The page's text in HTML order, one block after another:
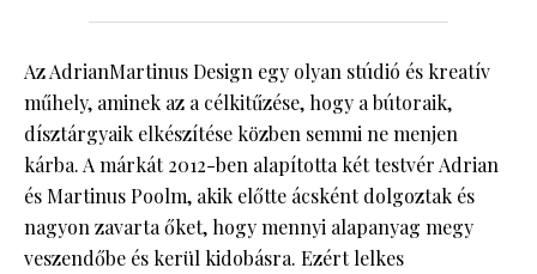
Az AdrianMartinus Design egy olyan stúdió és kreatív
műhely, aminek az a célkitűzése, hogy a bútoraik,
dísztárgyaik elkészítése közben semmi ne menjen
kárba. A márkát 2012-ben alapította két testvér Adrian
és Martinus Poolm, akik előtte ácsként dolgoztak és
nagyon zavarta őket, hogy mennyi alapanyag megy
veszendőbe és kerül kidobásra. Ezért lelkes